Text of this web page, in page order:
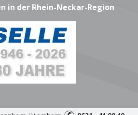
in der Rhein-Neckar-Region